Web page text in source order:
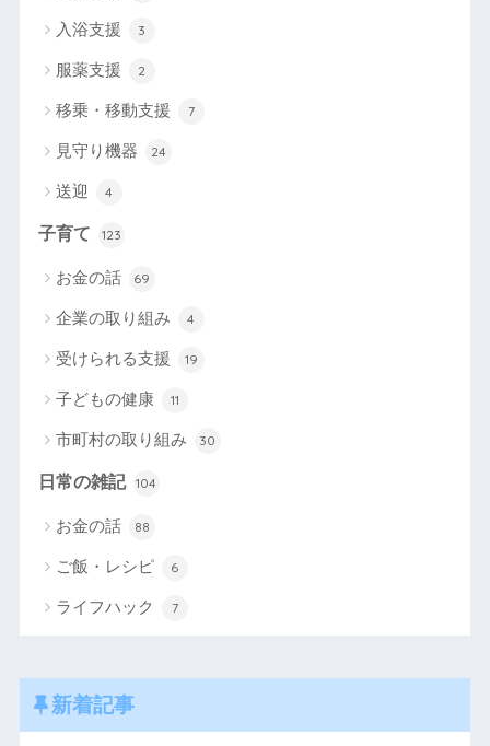
入浴支援 3
服薬支援 2
移乗・移動支援 7
見守り機器 24
送迎 4
子育て 123
お金の話 69
企業の取り組み 4
受けられる支援 19
子どもの健康 11
市町村の取り組み 30
日常の雑記 104
お金の話 88
ご飯・レシピ 6
ライフハック 7
新着記事